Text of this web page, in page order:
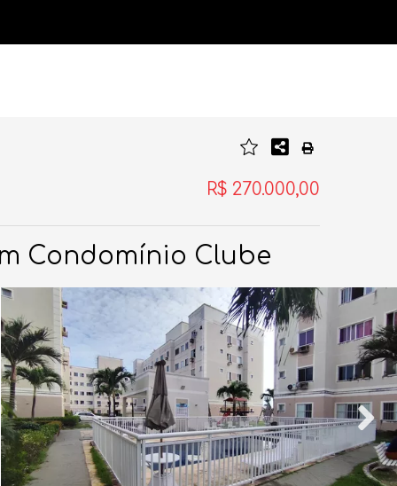
R$ 270.000,00
Condomínio Clube